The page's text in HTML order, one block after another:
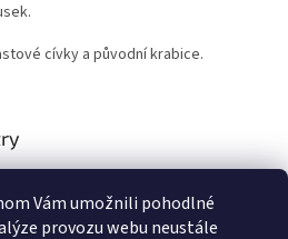
Vám umožnili pohodlné
provozu webu neustále
cívky a původní krabice.